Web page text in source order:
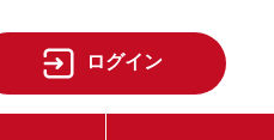
ログイン